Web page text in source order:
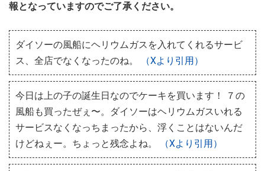
報となっていますのでご了承ください。
ダイソーの風船にヘリウムガスを入れてくれるサービ
ス、全店でなくなったのね。
（Xより引用）
今日は上の子の誕生日なのでケーキを買います！ ７の
風船も買ったぜぇ〜。ダイソーはヘリウムガスいれる
サービスなくなっちまったから、浮くことはないんだ
けどねぇー。ちょっと残念よね。
（Xより引用）